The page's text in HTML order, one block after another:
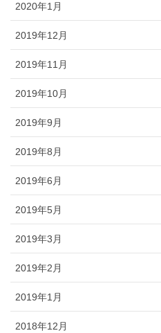
2020年1月
2019年12月
2019年11月
2019年10月
2019年9月
2019年8月
2019年6月
2019年5月
2019年3月
2019年2月
2019年1月
2018年12月